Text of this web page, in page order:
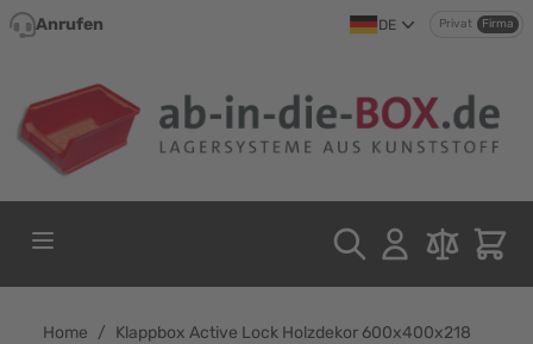
Direkt zum Inhalt
Anrufen DE Privat Firma
Home / Klappbox Active Lock Holzdekor 600x400x218